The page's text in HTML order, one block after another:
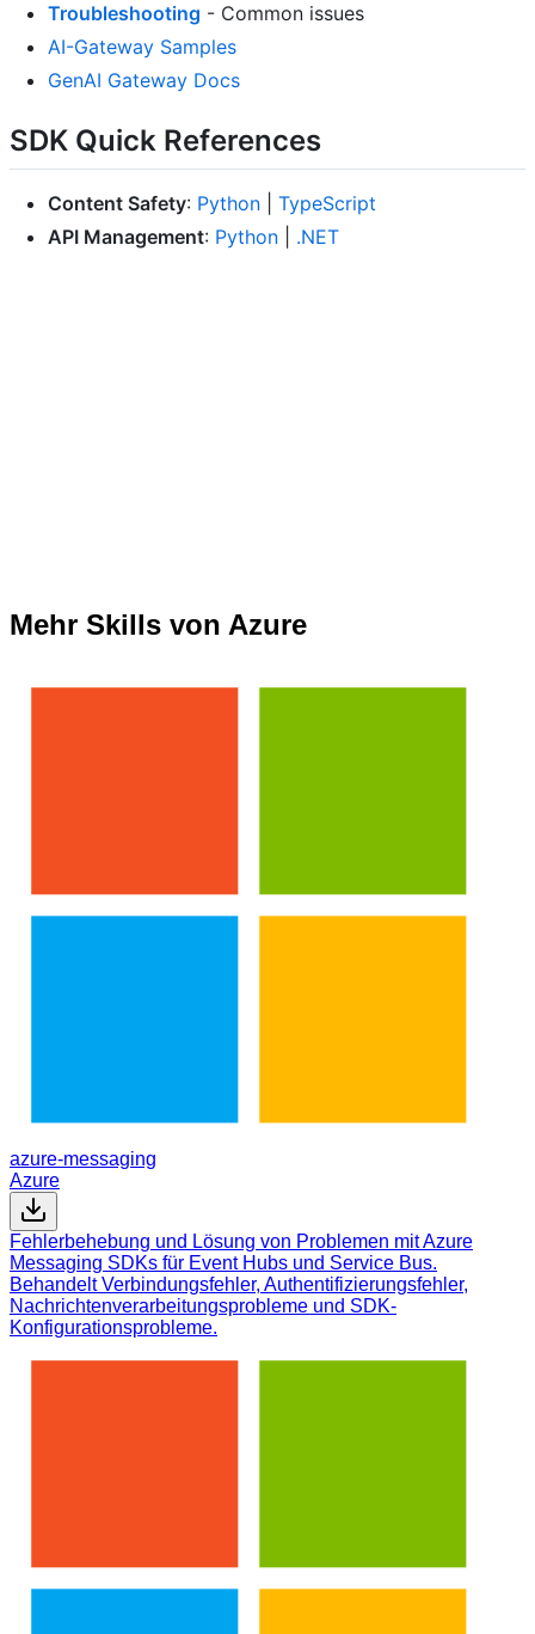
Troubleshooting - Common issues
AI-Gateway Samples
GenAI Gateway Docs
SDK Quick References
Content Safety: Python
TypeScript
API Management: Python .NET
Mehr Skills von Azure
azure-messaging
Azure
Fehlerbehebung und Lösung von Problemen mit Azure
Messaging SDKs für Event Hubs und Service Bus.
Behandelt Verbindungsfehler, Authentifizierungsfehler,
Nachrichtenverarbeitungsprobleme und SDK-
Konfigurationsprobleme.